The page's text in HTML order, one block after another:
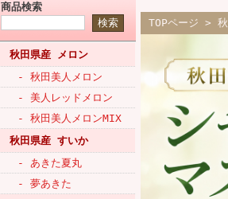
商品検索
秋田県産 メロン
- 秋田美人メロン
- 美人レッドメロン
- 秋田美人メロンMIX
秋田県産 すいか
- あきた夏丸
- 夢あきた
TOPページ > 秋